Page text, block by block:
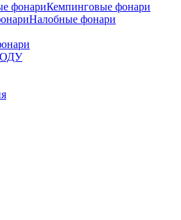
Кемпинговые фонари
Налобные фонари